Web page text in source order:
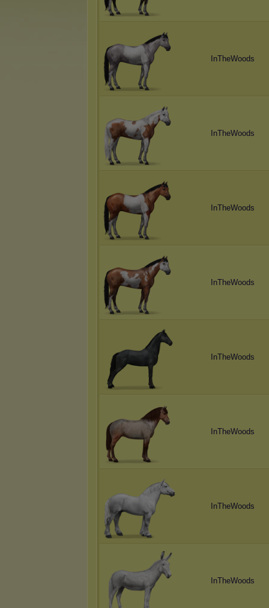
InTheWoods
InTheWoods
InTheWoods
InTheWoods
InTheWoods
InTheWoods
InTheWoods
InTheWoods